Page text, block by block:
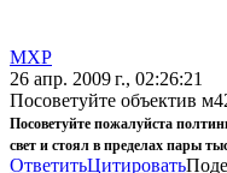
MXP
26 апр. 2009 г., 02:26:21
Посоветуйте объектив
Посоветуйте пожалуйста
свет и стоял в пределах пары
ОтветитьЦитировать